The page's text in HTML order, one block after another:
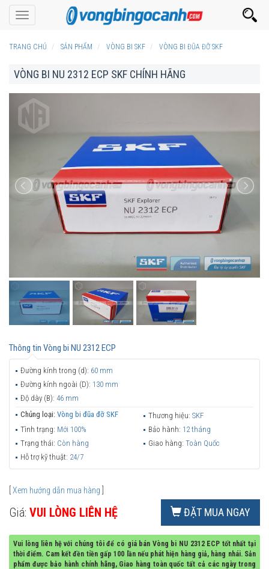
Toggle
navigation
TRANG CHỦ SẢN PHẨM VÒNG BI SKF VÒNG BI ĐŨA ĐỠ SKF
VÒNG BI NU 2312 ECP SKF CHÍNH HÃNG
Thông tin Vòng bi NU 2312 ECP
Đường kính trong (d): 60 mm
Đường kính ngoài (D): 130 mm
Độ dày (B): 46 mm
Chủng loại: Vòng bi đũa đỡ SKF Thương hiệu: SKF
Tình trạng: Mới 100% Bảo hành: 12 tháng
Trạng thái: Còn hàng Giao hàng: Toàn Quốc
Hỗ trợ kỹ thuật: 24/7
Xem hướng dẫn mua hàng
Giá: VUI LÒNG LIÊN HỆ ĐẶT MUA NGAY
Vui lòng liên hệ với chúng tôi để có giá bán Vòng bi NU 2312 ECP tốt nhất tại
thời điểm. Cam kết đền tiền gấp 100 lần nếu phát hiện hàng giả, hàng nhái. Sản
phẩm được bảo hành chính hãng, Giao hàng toàn quốc tất cả các ngày trong